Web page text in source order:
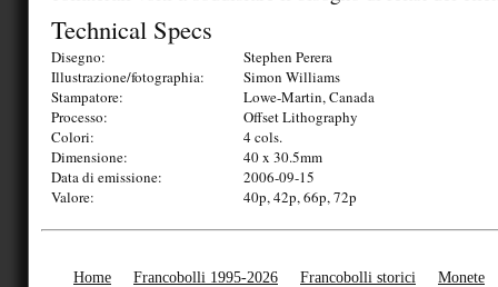
Technical Specs
Disegno:
Stephen Perera
Illustrazione/fotographia:
Simon Williams
Stampatore:
Lowe-Martin, Canada
Processo:
Offset Lithography
Colori:
4 cols.
Dimensione:
40 x 30.5mm
Data di emissione:
2006-09-15
Valore:
40p, 42p, 66p, 72p
Home Francobolli 1995-2026 Francobolli storici
Monete